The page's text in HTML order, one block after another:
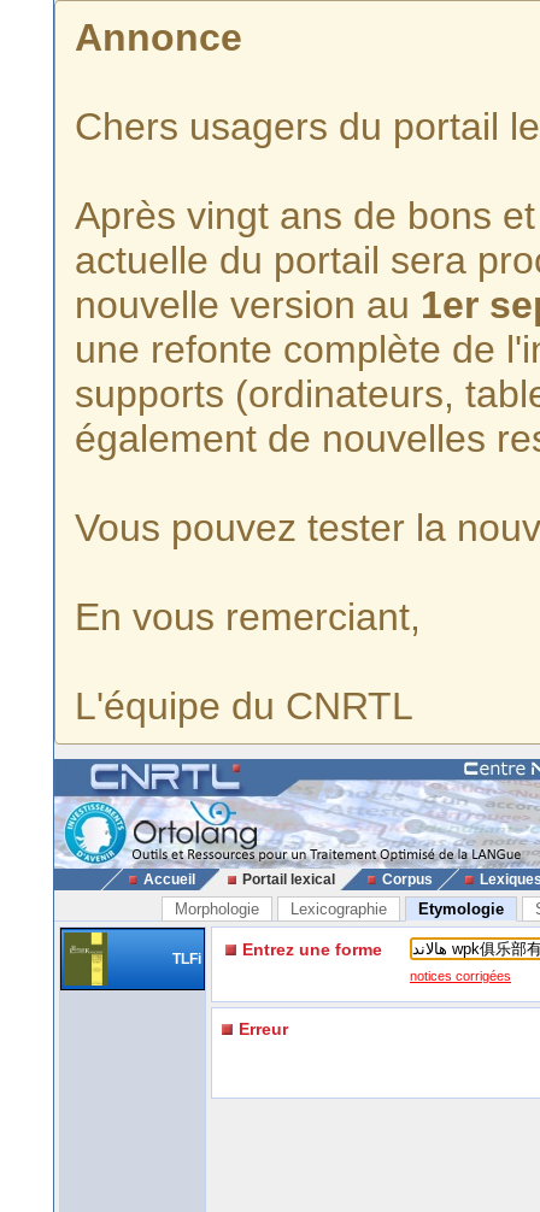
Annonce
Chers usagers du portail
Après vingt ans de bons
actuelle du portail sera
nouvelle version au 1er
une refonte complète de
supports (ordinateurs,
également de nouvelles
Vous pouvez tester la
En vous remerciant,
L'équipe du CNRTL
Accueil Portail lexical Corpus
Morphologie Lexicographie Etymologie
TLFi Entrez une forme
notices corrigées
Erreur